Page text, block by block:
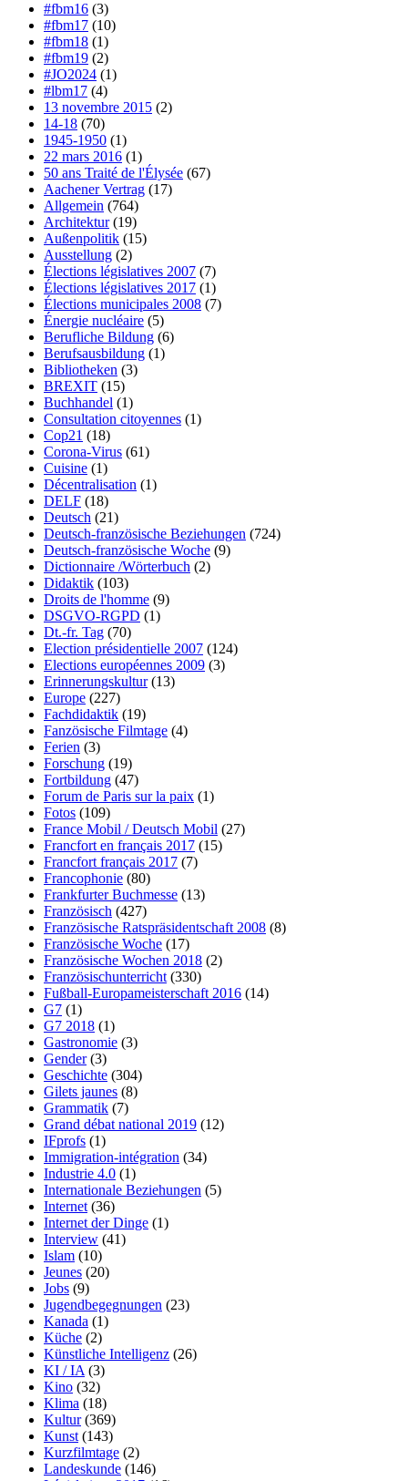
#fbm16 (3)
#fbm17 (10)
#fbm18 (1)
#fbm19 (2)
#JO2024 (1)
#lbm17 (4)
13 novembre 2015 (2)
14-18 (70)
1945-1950 (1)
22 mars 2016 (1)
50 ans Traité de l'Élysée (67)
Aachener Vertrag (17)
Allgemein (764)
Architektur(19)
Außenpolitik (15)
Ausstellung (2)
Élections législatives 2007 (7)
Élections législatives 2017 (1)
Élections municipales 2008 (7)
Énergie nucléaire (5)
Berufliche Bildung (6)
Berufsausbildung (1)
Bibliotheken (3)
BREXIT (15)
Buchhandel (1)
Consultation citoyennes (1)
Cop21 (18)
Corona-Virus (61)
Cuisine (1)
Décentralisation (1)
DELF (18)
Deutsch (21)
Deutsch-französische Beziehungen (724)
Deutsch-französische Woche (9)
Dictionnaire /Wörterbuch (2)
Didaktik (103)
Droits de l'homme (9)
DSGVO-RGPD (1)
Dt.-fr. Tag (70)
Election présidentielle 2007 (124)
Elections européennes 2009 (3)
Erinnerungskultur(13)
Europe (227)
Fachdidaktik (19)
Fanzösische Filmtage (4)
Ferien (3)
Forschung (19)
Fortbildung (47)
Forum de Paris sur la paix (1)
Fotos (109)
France Mobil / Deutsch Mobil (27)
Francfort en français 2017 (15)
Francfort français 2017 (7)
Francophonie (80)
Frankfurter Buchmesse (13)
Französisch (427)
Französische Ratspräsidentschaft 2008 (8)
Französische Woche (17)
Französische Wochen 2018 (2)
Französischunterricht (330)
Fußball-Europameisterschaft 2016 (14)
G7 (1)
G7 2018 (1)
Gastronomie (3)
Gender(3)
Geschichte (304)
Gilets jaunes (8)
Grammatik (7)
Grand débat national 2019 (12)
IFprofs (1)
Immigration-intégration (34)
Industrie 4.0 (1)
Internationale Beziehungen (5)
Internet (36)
Internet der Dinge (1)
Interview (41)
Islam (10)
Jeunes (20)
Jobs (9)
Jugendbegegnungen (23)
Kanada (1)
Küche (2)
Künstliche Intelligenz (26)
KI / IA (3)
Kino (32)
Klima (18)
Kultur(369)
Kunst (143)
Kurzfilmtage (2)
Landeskunde (146)